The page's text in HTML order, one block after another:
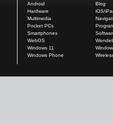
Android
Blog
Hardware
iOS/
Multimedia
Pocket PCs
Smartphones
WebOS
Windows 11
Windows Phone